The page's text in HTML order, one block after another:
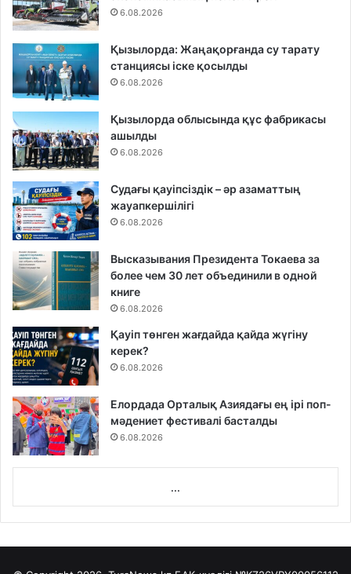
6.08.2026
Қызылорда: Жаңақорғанда су тарату
станциясы іске қосылды
6.08.2026
Қызылорда облысында құс фабрикасы
ашылды
6.08.2026
Судағы қауіпсіздік – әр азаматтың
жауапкершілігі
6.08.2026
Высказывания Президента Токаева за
более чем 30 лет объединили в одной
книге
6.08.2026
Қауіп төнген жағдайда қайда жүгіну
керек?
6.08.2026
Елордада Орталық Азиядағы ең ірі поп-
мәдениет фестивалі басталды
6.08.2026
...